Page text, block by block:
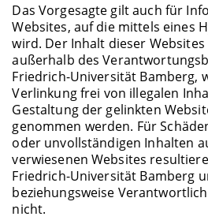
Das Vorgesagte gilt auch für
Websites, auf die mittels eines
wird. Der Inhalt dieser
außerhalb des
Friedrich-Universität Bamberg,
Verlinkung frei von illegalen
Gestaltung der gelinkten
genommen werden. Für
oder unvollständigen Inhalten
verwiesenen Websites
Friedrich-Universität Bamberg
beziehungsweise
nicht.